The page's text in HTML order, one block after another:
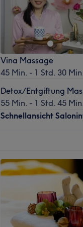
Vina Massage
45 Min. - 1 Std. 30 Min.
Detox/Entgiftung
55 Min. - 1 Std. 45 Min.
Schnellansicht
Mittwoch
Samstag
Sonntag